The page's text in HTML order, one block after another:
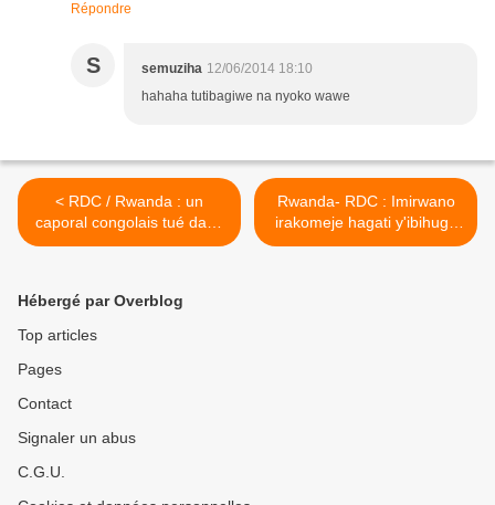
Répondre
S semuziha 12/06/2014 18:10
hahaha tutibagiwe na nyoko wawe
< RDC / Rwanda : un
caporal congolais tué dans
des échanges de tirs !
Rwanda- RDC : Imirwano
irakomeje hagati y'ibihugu
byombi kuri uyu wa kane >
Hébergé par Overblog
Top articles
Pages
Contact
Signaler un abus
C.G.U.